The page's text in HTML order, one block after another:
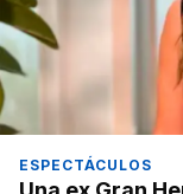
ESPECTÁCULOS